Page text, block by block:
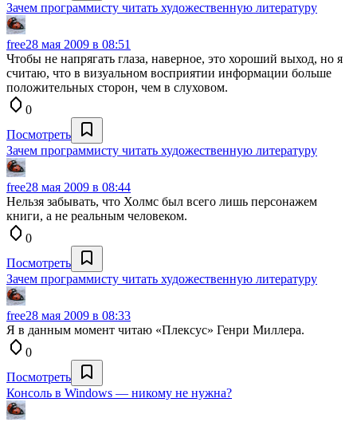
Зачем программисту читать художественную литературу
free28 мая 2009 в 08:51
Чтобы не напрягать глаза, наверное, это хороший выход, но я
считаю, что в визуальном восприятии информации больше
положительных сторон, чем в слуховом.
0
Посмотреть
Зачем программисту читать художественную литературу
free28 мая 2009 в 08:44
Нельзя забывать, что Холмс был всего лишь персонажем
книги, а не реальным человеком.
0
Посмотреть
Зачем программисту читать художественную литературу
free28 мая 2009 в 08:33
Я в данным момент читаю «Плексус» Генри Миллера.
0
Посмотреть
Консоль в Windows — никому не нужна?